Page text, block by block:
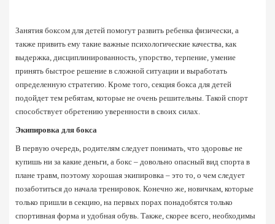
Занятия боксом для детей помогут развить ребенка физически, а
также привить ему такие важные психологические качества, как
выдержка, дисциплинированность, упорство, терпение, умение
принять быстрое решение в сложной ситуации и выработать
определенную стратегию. Кроме того, секция бокса для детей
подойдет тем ребятам, которые не очень решительны. Такой спорт
способствует обретению уверенности в своих силах.
Экипировка для бокса
В первую очередь, родителям следует понимать, что здоровье не
купишь ни за какие деньги, а бокс – довольно опасный вид спорта в
плане травм, поэтому хорошая экипировка – это то, о чем следует
позаботиться до начала тренировок. Конечно же, новичкам, которые
только пришли в секцию, на первых порах понадобятся только
спортивная форма и удобная обувь. Также, скорее всего, необходимы